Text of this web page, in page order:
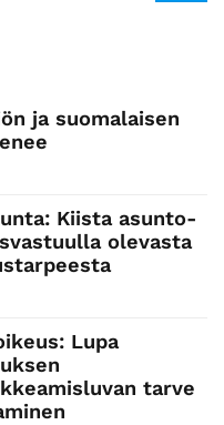
ja suomalaisen
Kiista asunto-
olevasta
Lupa
tarve